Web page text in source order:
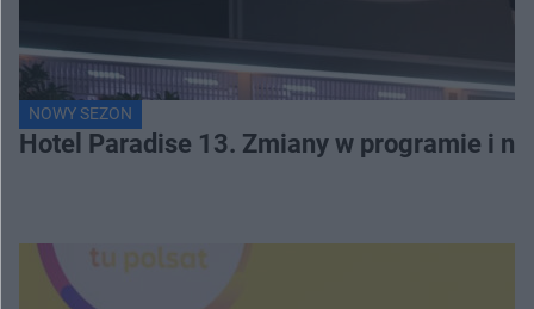
NOWY SEZON
Hotel Paradise 13. Zmiany w programie i